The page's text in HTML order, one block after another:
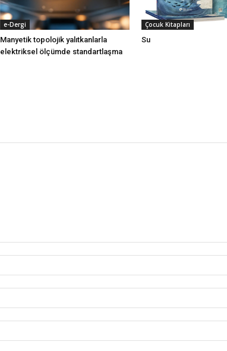
e-Dergi
Manyetik topolojik yalıtkanlarla
elektriksel ölçümde standartlaşma
Çocuk Kitapları
Su